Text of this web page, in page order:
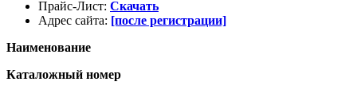
Прайс-Лист: Скачать
Адрес сайта: [после регистрации]
Наименование
Каталожный номер